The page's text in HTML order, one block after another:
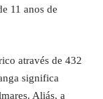
11 anos de
através de 432
significa
Aliás, a